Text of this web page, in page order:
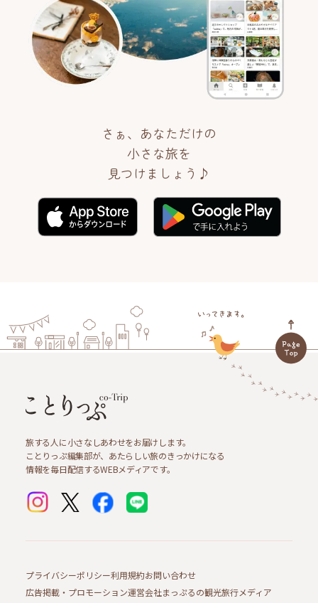
さぁ、あなただけの
小さな旅を
見つけましょう♪
旅する人に小さなしあわせをお届けします。
ことりっぷ編集部が、あたらしい旅のきっかけになる
情報を毎日配信するWEBメディアです。
プライバシーポリシー利用規約お問い合わせ
広告掲載・プロモーション運営会社まっぷるの観光旅行メディア